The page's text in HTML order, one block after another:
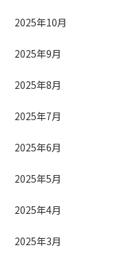
2025年10月
2025年9月
2025年8月
2025年7月
2025年6月
2025年5月
2025年4月
2025年3月